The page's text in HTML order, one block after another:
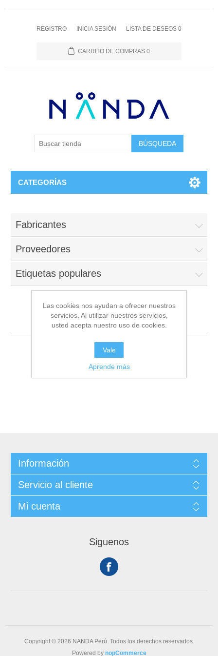
REGISTRO INICIA SESIÓN LISTA DE DESEOS 0
CARRITO DE COMPRAS 0
BÚSQUEDA
CATEGORÍAS
Fabricantes
Proveedores
Etiquetas populares
San Miguel - Lima
Información
Servicio al cliente
Mi cuenta
Siguenos
Copyright © 2026 NANDA Perú. Todos los derechos reservados.
Powered by nopCommerce
Las cookies nos ayudan a ofrecer nuestros
servicios. Al utilizar nuestros servicios,
usted acepta nuestro uso de cookies.
Vale
Aprende más